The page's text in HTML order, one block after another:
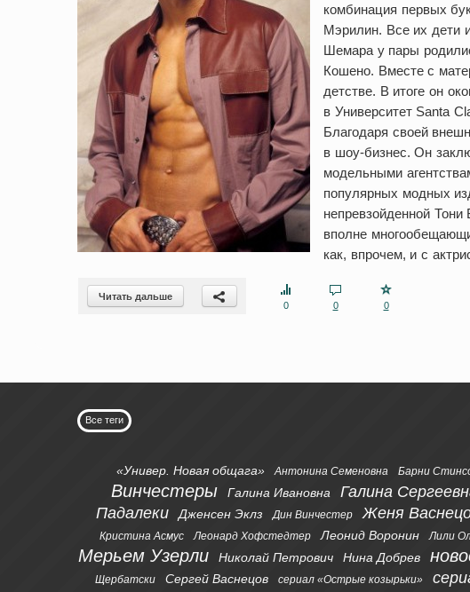
комбинация первых
Мэрилин. Все их дети
Шемара у пары
Кошено. Вместе с
детстве. В итоге он
в Университет Santa
Благодаря своей
в шоу-бизнес. Он
модельными
популярных модных
непревзойденной
вполне
как, впрочем, и с
Читать дальше
0
0 0
Все теги
«Универ. Новая общага» Антонина Семеновна Барни
Винчестеры Галина Ивановна Галина
Падалеки
Дженсен Эклз Дин Винчестер Женя
Кристина Асмус Леонард Хофстедтер Леонид Воронин Лили
Мерьем Узерли Николай Петрович Нина Добрев
Щербатски
Сергей Васнецов сериал «Острые козырьки»